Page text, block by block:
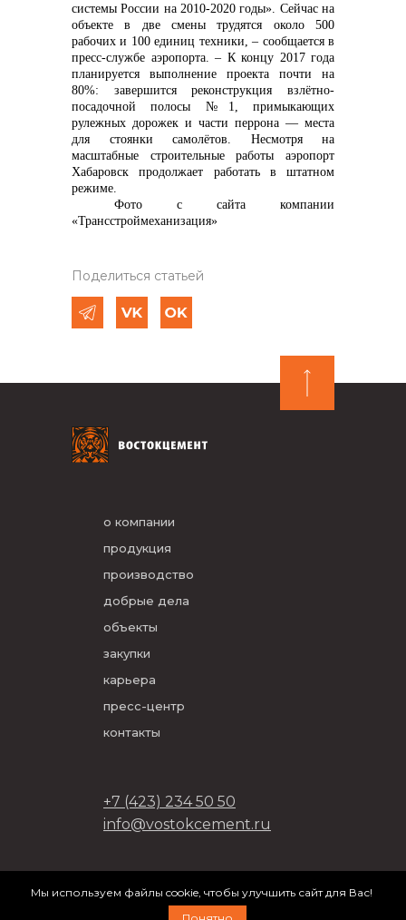
системы России на 2010-2020 годы». Сейчас на
объекте в две смены трудятся около 500
рабочих и 100 единиц техники, – сообщается в
пресс-службе аэропорта. – К концу 2017 года
планируется выполнение проекта почти на
80%: завершится реконструкция взлётно-
посадочной полосы №1, примыкающих
рулежных дорожек и части перрона — места
для стоянки самолётов. Несмотря на
масштабные строительные работы аэропорт
Хабаровск продолжает работать в штатном
режиме.
Фото с сайта компании
«Трансстроймеханизация»
Поделиться статьей
о компании
продукция
производство
добрые дела
объекты
закупки
карьера
пресс-центр
контакты
+7 (423) 234 50 50
info@vostokcement.ru
разработано вDVIGA
Мы используем файлы cookie, чтобы улучшить сайт для Вас!